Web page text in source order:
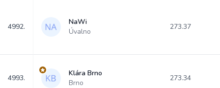
4992.
NaWi
Úvalno
273.37
4993.
Klára Brno
Brno
273.34